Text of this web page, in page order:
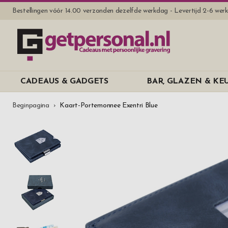
Bestellingen vóór 14.00 verzonden dezelfde werkdag - Levertijd 2-6
CADEAUS & GADGETS BAR, GLAZEN &
Beginpagina Kaart-Portemonnee Exentri Blue